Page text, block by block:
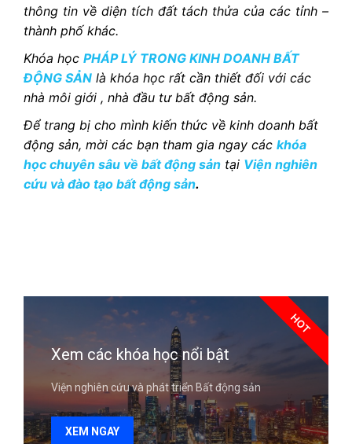
thông tin về diện tích đất tách thửa của các tỉnh –
thành phố khác.
Khóa học PHÁP LÝ TRONG KINH DOANH BẤT
ĐỘNG SẢN là khóa học rất cần thiết đối với các
nhà môi giới , nhà đầu tư bất động sản.
Để trang bị cho mình kiến thức về kinh doanh bất
động sản, mời các bạn tham gia ngay các khóa
học chuyên sâu về bất động sản tại Viện nghiên
cứu và đào tạo bất động sản.
Xem các khóa học nổi bật
Viện nghiên cứu và phát triển Bất động sản
XEM NGAY
HOT